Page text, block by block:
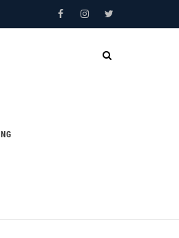
FacebookInstagramTwitter